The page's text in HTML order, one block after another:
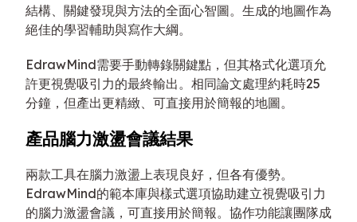
結構、關鍵發現與方法的全面心智圖。生成的地圖作為
絕佳的學習輔助與寫作大綱。
EdrawMind需要手動轉錄關鍵點，但其格式化選項允
許更視覺吸引力的最終輸出。相同論文處理約耗時25
分鐘，但產出更精緻、可直接用於簡報的地圖。
產品腦力激盪會議結果
兩款工具在腦力激盪上表現良好，但各有優勢。
EdrawMind的範本庫與樣式選項協助建立視覺吸引力
的腦力激盪會議，可直接用於簡報。協作功能讓團隊成